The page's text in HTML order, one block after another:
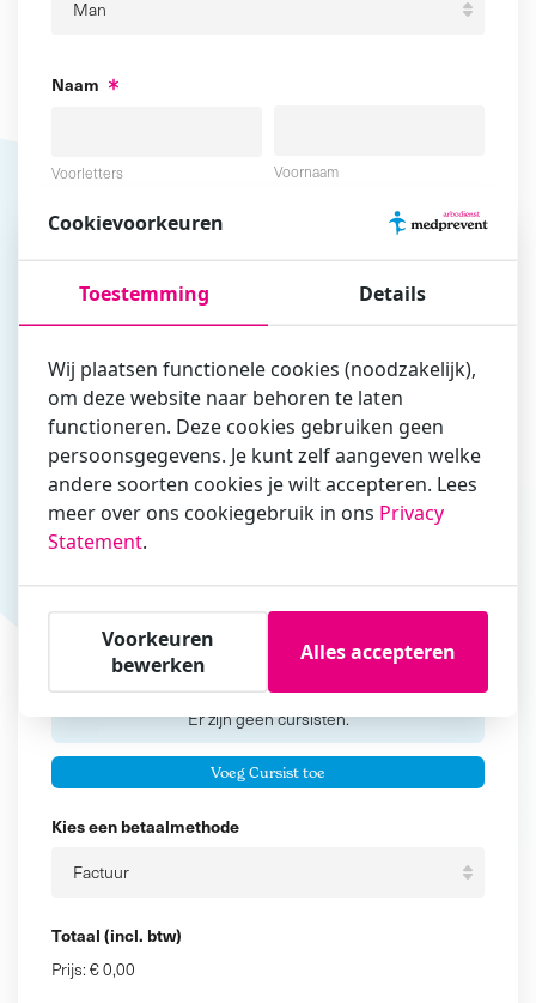
Naam
Voorletters Voornaam
Vul hier bij voorkeur het e-mailadres in waarmee je
zakelijk/administratief correspondeert
Is de contactpersoon ook een cursist?
Ja
Cursisten
Voeg cursisten toe
Voornaam
Tussenvoegsel
Er zijn geencursisten.
Voeg Cursist toe
Kies een betaalmethode
Totaal (incl. btw)
Prijs: € 0,00
Cookievoorkeuren
Toestemming Details
Wij plaatsen functionele cookies (noodzakelijk),
om deze website naar behoren te laten
functioneren. Deze cookies gebruiken geen
persoonsgegevens. Je kunt zelf aangeven welke
andere soorten cookies je wilt accepteren. Lees
meer over ons cookiegebruik in ons Privacy
Statement.
Voorkeuren
bewerken
Alles accepteren